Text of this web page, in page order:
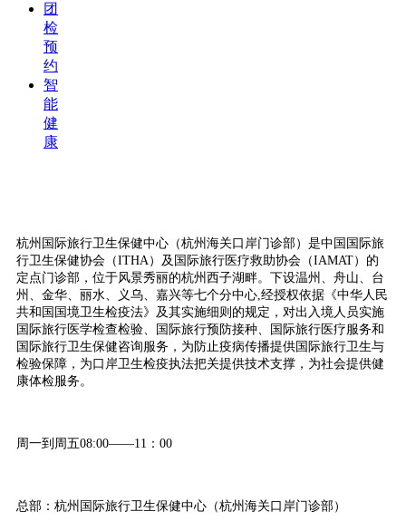
团
检
预
约
智
能
健
康
杭州国际旅行卫生保健中心（杭州海关口岸门诊部）是中国国际旅
行卫生保健协会（ITHA）及国际旅行医疗救助协会（IAMAT）的
定点门诊部，位于风景秀丽的杭州西子湖畔。下设温州、舟山、台
州、金华、丽水、义乌、嘉兴等七个分中心,经授权依据《中华人民
共和国国境卫生检疫法》及其实施细则的规定，对出入境人员实施
国际旅行医学检查检验、国际旅行预防接种、国际旅行医疗服务和
国际旅行卫生保健咨询服务，为防止疫病传播提供国际旅行卫生与
检验保障，为口岸卫生检疫执法把关提供技术支撑，为社会提供健
康体检服务。
周一到周五08:00——11：00
总部：杭州国际旅行卫生保健中心（杭州海关口岸门诊部）